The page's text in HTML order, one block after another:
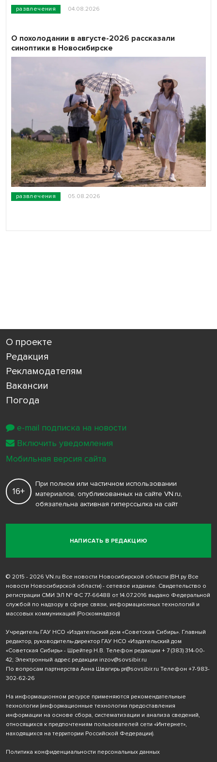
развлечения 04.08.2026
развлечения 05.08.2026
О похолодании в августе-2026 рассказали
синоптики в Новосибирске
О проекте
Редакция
Рекламодателям
Вакансии
Погода
НАПИСАТЬ В РЕДАКЦИЮ
16+
При полном или частичном использовании
материалов, опубликованных на сайте VN.ru,
обязательна активная гиперссылка на сайт
© 2015 - 2026 VN.ru Все новости Новосибирской области (ВН.ру Все
новости Новосибирской области) - сетевое издание. Свидетельство о
регистрации СМИ ЭЛ № ФС 77-66488 от 14.07.2016 выдано Федеральной
службой по надзору в сфере связи, информационных технологий и
массовых коммуникаций (Роскомнадзор)
Учредитель ГАУ НСО «Издательский дом «Советская Сибирь». Главный
редактор, руководитель-директор ГАУ НСО «Издательский дом
«Советская Сибирь» - Шрейтер Н.В. Телефон редакции + 7 (383) 314-00-
42; Электронный адрес редакции inzov@sovsibir.ru
По вопросам партнерства Анна Швагирь pr@sovsibir.ru Телефон +7-983-
302-62-26
На информационном ресурсе применяются рекомендательные
технологии (информационные технологии предоставления
информации на основе сбора, систематизации и анализа сведений,
относящихся к предпочтениям пользователей сети «Интернет»,
находящихся на территории Российской Федерации).
Политика конфиденциальности персональных данных
e-mail подписка на новости
Включить уведомления
Мобильная версия сайта